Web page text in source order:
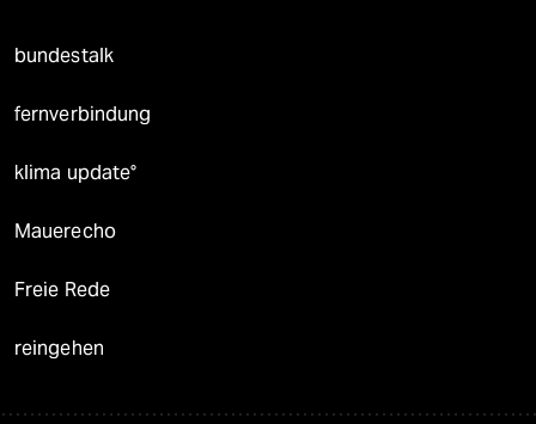
bundestalk
fernverbindung
klima update°
Mauerecho
Freie Rede
reingehen